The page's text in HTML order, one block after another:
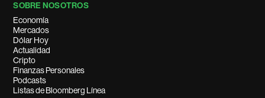
SOBRE NOSOTROS
Economía
Mercados
Dólar Hoy
Actualidad
Cripto
Finanzas Personales
Podcasts
Listas de Bloomberg Línea